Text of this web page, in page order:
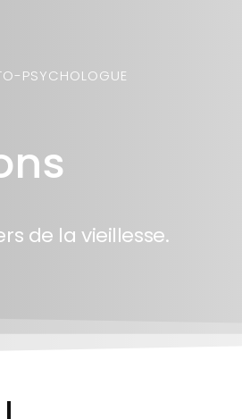
PSYCHOLOGUE
de la vieillesse.